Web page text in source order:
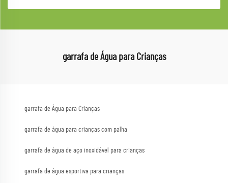
garrafa de Água para Crianças
garrafa de Água para Crianças
garrafa de água para crianças com palha
garrafa de água de aço inoxidável para crianças
garrafa de água esportiva para crianças